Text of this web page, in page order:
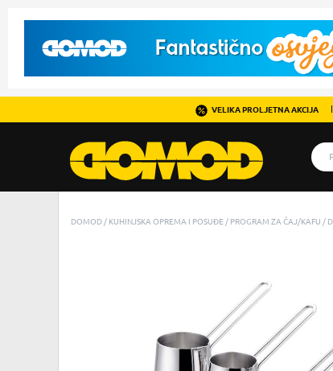
VELIKA PROLJETNA AKCIJA
DOMOD KUHINJSKA OPREMA I POSUĐE PROGRAM ZA ČAJ/KAFU